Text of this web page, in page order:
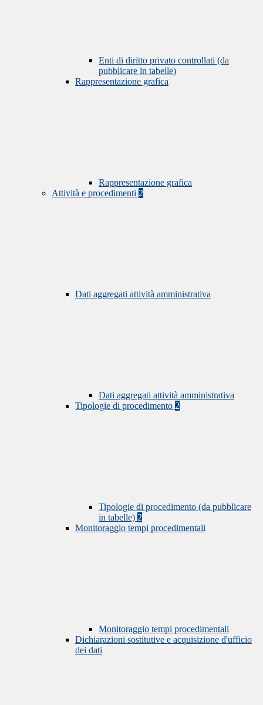
Enti di diritto privato controllati (da
pubblicare in tabelle)
Rappresentazione grafica
Rappresentazione grafica
Attività e procedimenti 2
Dati aggregati attività amministrativa
Dati aggregati attività amministrativa
Tipologie di procedimento 2
Tipologie di procedimento (da pubblicare
in tabelle) 2
Monitoraggio tempi procedimentali
Monitoraggio tempi procedimentali
Dichiarazioni sostitutive e acquisizione d'ufficio
dei dati